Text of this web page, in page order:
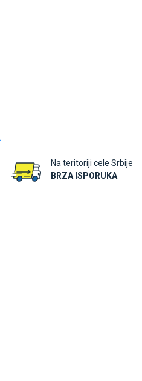
Na teritoriji cele Srbije
BRZA ISPORUKA